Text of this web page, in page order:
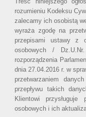
rozumieniu Kodeksu
zalecamy ich osobistą
wyraża zgodę na
przepisami ustawy z
osobowych /
rozporządzenia
dnia 27.04.2016 r. w
przetwarzaniem
przepływu takich
Klientowi
osobowych i ich